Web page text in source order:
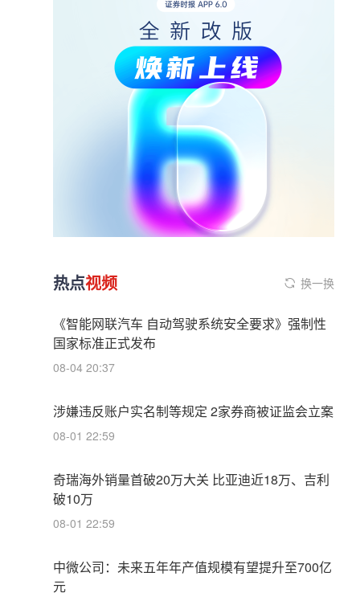
热点视频 换一换
《智能网联汽车 自动驾驶系统安全要求》强制性
国家标准正式发布
08-04 20:37
涉嫌违反账户实名制等规定 2家券商被证监会立案
08-01 22:59
奇瑞海外销量首破20万大关 比亚迪近18万、吉利
破10万
08-01 22:59
中微公司：未来五年年产值规模有望提升至700亿
元